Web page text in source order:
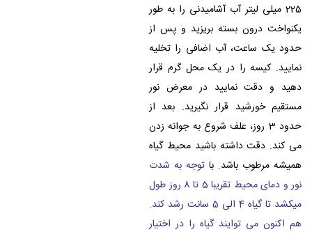
225 میلی لیتر آب آشامیدنی را به طور
یکنواخت درون بسته بریزید و پس از
حدود یک ساعت، آب اضافی را تخلیه
نمایید. کیسه را در یک محل گرم قرار
دهید و دقت نمایید در معرض نور
مستقیم خورشید قرار نگیرید. بعد از
حدود 3 روز، علف شروع به جوانه زدن
می کند. دقت داشته باشید محیط گیاه
همیشه مرطوب باشد. باتوجه به شدت
نور و دمای محیط تقریبا 5 تا 8 روز طول
میکشد تا گیاه 4 الی 5 سانت رشد کند.
هم اکنون می توایند گیاه را در اختیار